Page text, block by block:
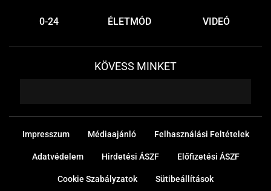
0-24 ÉLETMÓD VIDEÓ
KÖVESS MINKET
Impresszum Médiaajánló Felhasználási Feltételek
Adatvédelem Hirdetési ÁSZF Előfizetési ÁSZF
Cookie Szabályzatok Sütibeállítások